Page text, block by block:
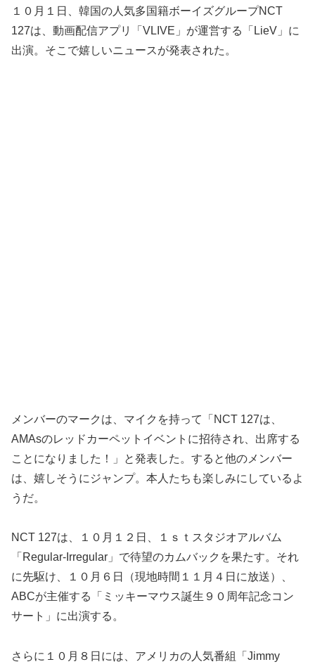
１０月１日、韓国の人気多国籍ボーイズグループNCT
127は、動画配信アプリ「VLIVE」が運営する「LieV」に
出演。そこで嬉しいニュースが発表された。
メンバーのマークは、マイクを持って「NCT 127は、
AMAsのレッドカーペットイベントに招待され、出席する
ことになりました！」と発表した。すると他のメンバー
は、嬉しそうにジャンプ。本人たちも楽しみにしているよ
うだ。
NCT 127は、１０月１２日、１ｓｔスタジオアルバム
「Regular-Irregular」で待望のカムバックを果たす。それ
に先駆け、１０月６日（現地時間１１月４日に放送）、
ABCが主催する「ミッキーマウス誕生９０周年記念コン
サート」に出演する。
さらに１０月８日には、アメリカの人気番組「Jimmy